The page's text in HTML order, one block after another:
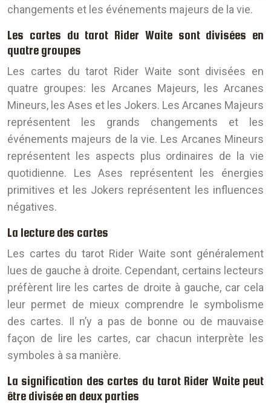
changements et les événements majeurs de la vie.
Les cartes du tarot Rider Waite sont divisées en
quatre groupes
Les cartes du tarot Rider Waite sont divisées en
quatre groupes: les Arcanes Majeurs, les Arcanes
Mineurs, les Ases et les Jokers. Les Arcanes Majeurs
représentent les grands changements et les
événements majeurs de la vie. Les Arcanes Mineurs
représentent les aspects plus ordinaires de la vie
quotidienne. Les Ases représentent les énergies
primitives et les Jokers représentent les influences
négatives.
La lecture des cartes
Les cartes du tarot Rider Waite sont généralement
lues de gauche à droite. Cependant, certains lecteurs
préfèrent lire les cartes de droite à gauche, car cela
leur permet de mieux comprendre le symbolisme
des cartes. Il n’y a pas de bonne ou de mauvaise
façon de lire les cartes, car chacun interprète les
symboles à sa manière.
La signification des cartes du tarot Rider Waite peut
être divisée en deux parties